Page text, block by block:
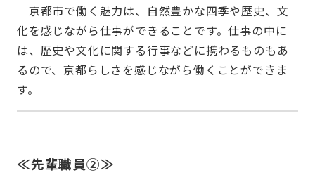
京都市で働く魅力は、自然豊かな四季や歴史、文
化を感じながら仕事ができることです。仕事の中に
は、歴史や文化に関する行事などに携わるものもあ
るので、京都らしさを感じながら働くことができま
す。
≪先輩職員②≫